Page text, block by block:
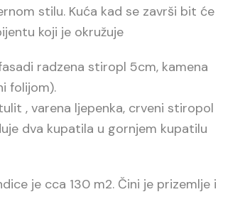
stilu. Kuća kad se završi bit će
koji je okružuje
radzena stiropl 5cm, kamena
folijom).
, varena ljepenka, crveni stiropol
dva kupatila u gornjem kupatilu
je cca 130 m2. Čini je prizemlje i